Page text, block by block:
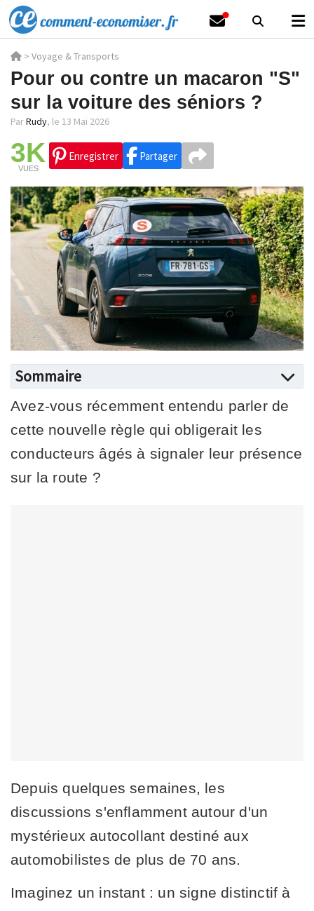
> Voyage & Transports
Pour ou contre un macaron "S"
sur la voiture des séniors ?
ParRudy, le 13 Mai 2026
3K
VUES
Enregistrer Partager
Sommaire
Avez-vous récemment entendu parler de
cette nouvelle règle qui obligerait les
conducteurs âgés à signaler leur présence
sur la route ?
Depuis quelques semaines, les
discussions s'enflamment autour d'un
mystérieux autocollant destiné aux
automobilistes de plus de 70 ans.
Imaginez un instant : un signe distinctif à